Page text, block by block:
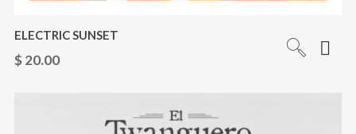
ELECTRIC SUNSET
$20.00